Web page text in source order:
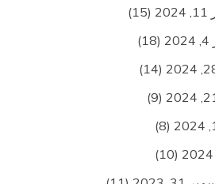
(15)
(18)
(14)
(9)
(8)
(10)